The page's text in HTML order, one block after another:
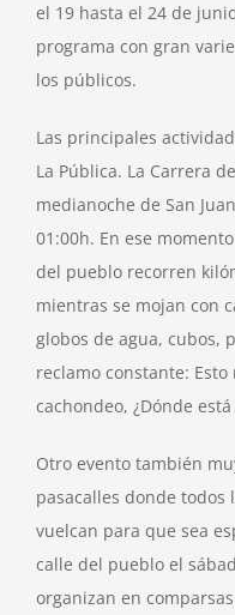
el 19 hasta el 24 de
programa con gran
los públicos.
Las principales
La Pública. La Carrera
medianoche de San
01:00h. En ese
del pueblo recorren
mientras se mojan con
globos de agua, cubos,
reclamo constante: Esto
cachondeo, ¿Dónde
Otro evento también
pasacalles donde todos
vuelcan para que sea
calle del pueblo el
organizan en